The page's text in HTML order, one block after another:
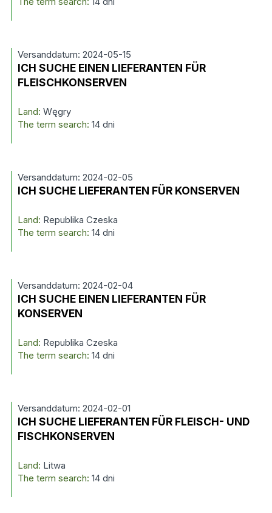
Versanddatum: 2024-05-15
ICH SUCHE EINEN LIEFERANTEN FÜR
FLEISCHKONSERVEN
Land: Węgry
The term search: 14 dni
Versanddatum: 2024-02-05
ICH SUCHE LIEFERANTEN FÜR KONSERVEN
Land: Republika Czeska
The term search: 14 dni
Versanddatum: 2024-02-04
ICH SUCHE EINEN LIEFERANTEN FÜR
KONSERVEN
Land: Republika Czeska
The term search: 14 dni
Versanddatum: 2024-02-01
ICH SUCHE LIEFERANTEN FÜR FLEISCH- UND
FISCHKONSERVEN
Land: Litwa
The term search: 14 dni